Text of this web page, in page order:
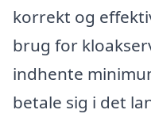
korrekt og
brug for
indhente
betale sig i det